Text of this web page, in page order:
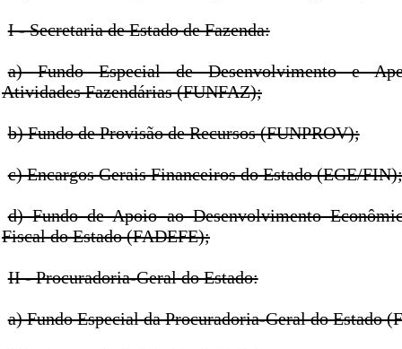
I - Secretaria de Estado de Fazenda:
a) Fundo Especial de Desenvolvimento e
Atividades Fazendárias (FUNFAZ);
b) Fundo de Provisão de Recursos (FUNPROV);
c) Encargos Gerais Financeiros do Estado (EGE/FIN);
d) Fundo de Apoio ao Desenvolvimento
Fiscal do Estado (FADEFE);
II - Procuradoria-Geral do Estado:
a) Fundo Especial da Procuradoria-Geral do Estado